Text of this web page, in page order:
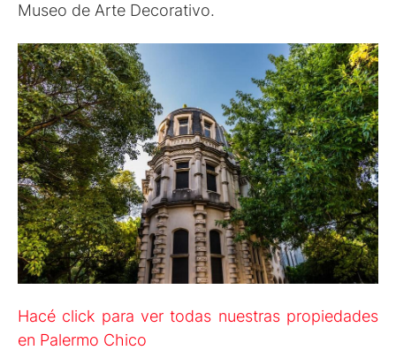
Museo de Arte Decorativo.
Hacé click para ver todas nuestras propiedades
en Palermo Chico